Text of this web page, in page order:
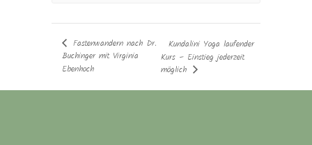
Fastenwandern nach Dr.
Buchinger mit Virginia
Ebenhoch
Kundalini Yoga laufender
Kurs – Einstieg jederzeit
möglich